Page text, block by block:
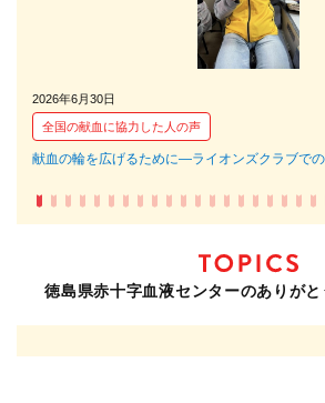
2026年6月30日
全国の献血に協力した人の声
献血の輪を広げるために―ライオンズクラブで
徳島県赤十字血液センターのありが